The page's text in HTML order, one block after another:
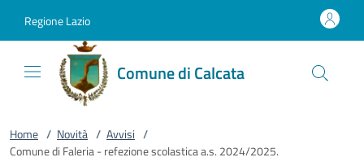
Regione Lazio
Comune di Calcata
Home / Novità / Avvisi /
Comune di Faleria - refezione scolastica a.s. 2024/2025.